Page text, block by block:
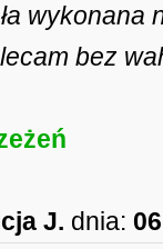
bez
J. dnia: